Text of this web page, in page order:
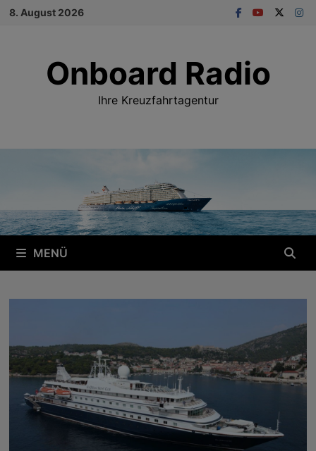
Zum
8. August 2026
Onboard Radio
Ihre Kreuzfahrtagentur
MENÜ